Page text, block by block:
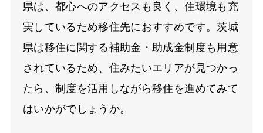
県は、都心へのアクセスも良く、住環境も充
実しているため移住先におすすめです。茨城
県は移住に関する補助金・助成金制度も用意
されているため、住みたいエリアが見つかっ
たら、制度を活用しながら移住を進めてみて
はいかがでしょうか。